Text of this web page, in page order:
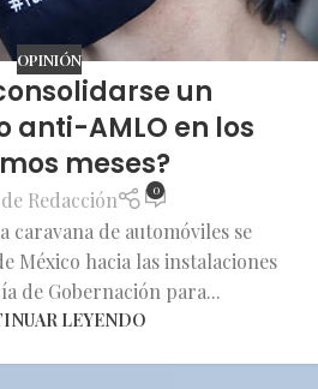
OPINIÓN
un
anti-AMLO en los
meses?
Redacción 0
caravana de automóviles se
México hacia las instalaciones
de Gobernación para...
LEYENDO